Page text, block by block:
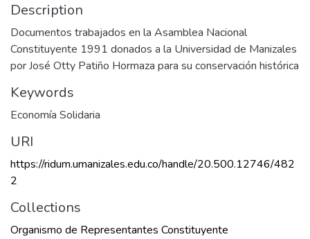
Description
Documentos trabajados en la Asamblea Nacional
Constituyente 1991 donados a la Universidad de Manizales
por José Otty Patiño Hormaza para su conservación histórica
Keywords
Economía Solidaria
URI
https://ridum.umanizales.edu.co/handle/20.500.12746/482
2
Collections
Organismo de Representantes Constituyente